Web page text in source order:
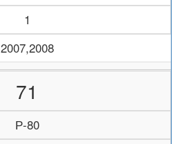
1
2007,2008
71
Р-80